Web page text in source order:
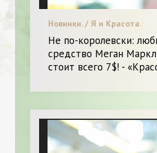
Новинки. / Я и Красота.
Не по-королевски:
средство Меган
стоит всего 7$! -